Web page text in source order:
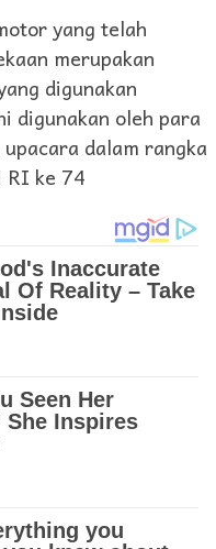
yang telah
merupakan
digunakan
digunakan oleh para
dalam rangka
RI ke 74